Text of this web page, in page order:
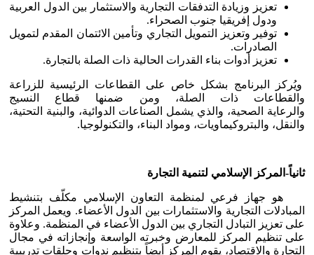
تعزيز وزيادة التدفقات التجارية والاستثمار بين الدول العربية
ودول إفريقيا جنوب الصحراء.
توفير وتعزيز التمويل التجاري وتأمين الائتمان المقدم لتمويل
الصادرات.
تعزيز أدوات بناء القدرات الحالية ذات الصلة بالتجارة.
ويُركز البرنامج بشكل خاص على القطاعات الرئيسية للزراعة
والقطاعات ذات الصلة، ومن ضمنها قطاع النسيج
والرعاية الصحية، والذي يشمل الصناعات الدوائية، والبنية التحتية،
والنقل، والبتروكيماويات، ومواد البناء، والتكنولوجيا.
ثانياً-المركز الإسلامي لتنمية التجارة
هو جهاز فرعي لمنظمة التعاون الإسلامي مكلّف بتنشيط
المبادلات التجارية والاستثمارات بين الدول الأعضاء. ويعمل المركز
على تعزيز التبادل التجاري بين الدول الأعضاء في المنظمة. وعلاوة
على تنظيم المركز للمعارض وخبرته الواسعة وإنجازاته في مجال
التجارة والاقتصاد، يقوم المركز أيضاً بتنظيم ندوات وحلقات تدريبية